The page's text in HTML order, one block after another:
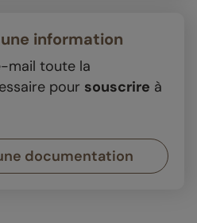
information
mail toute la
pour souscrire à
documentation